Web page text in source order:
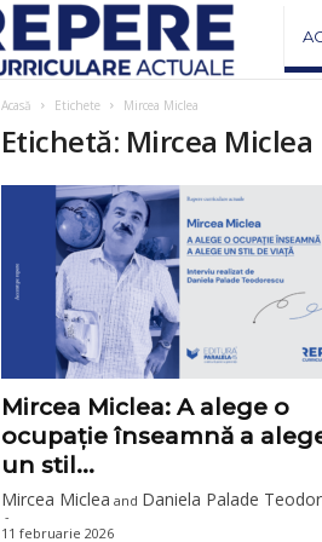
v
s
Acasă Etichete Mircea Miclea
Etichetă: Mircea Miclea
Mircea Miclea: A alege o
ocupație înseamnă a
un stil...
Mircea Miclea and Daniela Palade
-
11 februarie 2026